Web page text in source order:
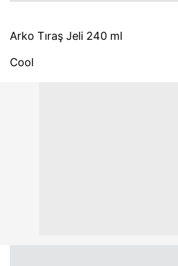
Arko Tıraş Jeli 240 ml
Cool